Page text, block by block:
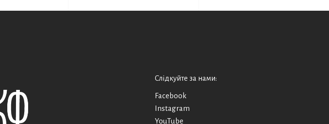
Слідкуйте за нами:
Facebook
Instagram
YouTube